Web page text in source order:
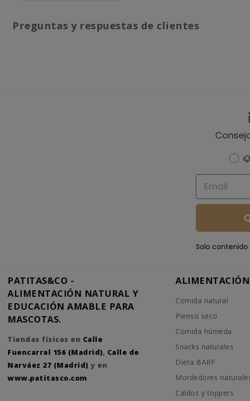
Preguntas y respuestas de clientes
Email
Solo
PATITAS&CO -
ALIMENTACIÓN NATURAL Y
EDUCACIÓN AMABLE PARA
MASCOTAS.
Tiendas físicas en Calle
Fuencarral 156 (Madrid), Calle de
Narváez 27 (Madrid) y en
www.patitasco.com
ALIMENTACIÓN
Comida natural
Pienso seco
Comida húmeda
Snacks naturales
Dieta BARF
Mordedores
Caldos y toppers